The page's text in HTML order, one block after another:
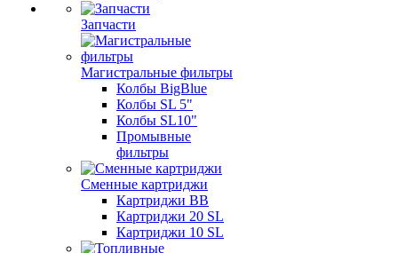
Запчасти
Магистральные фильтры
Колбы BigBlue
Колбы SL 5"
Колбы SL10"
Промывные
фильтры
Сменные картриджи
Картриджи BB
Картриджи 20 SL
Картриджи 10 SL